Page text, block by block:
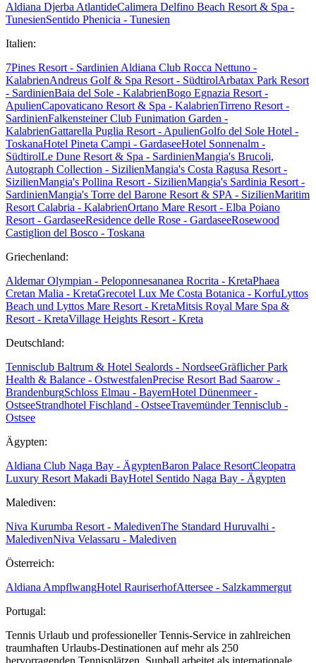
Aldiana Djerba AtlantideCalimera Delfino Beach Resort & Spa -
TunesienSentido Phenicia - Tunesien
Italien:
7Pines Resort - Sardinien Aldiana Club Rocca Nettuno -
KalabrienAndreus Golf & Spa Resort - SüdtirolArbatax Park Resort
- SardinienBaia del Sole - KalabrienBogo Egnazia Resort -
ApulienCapovaticano Resort & Spa - KalabrienTirreno Resort -
SardinienFalkensteiner Club Funimation Garden -
KalabrienGattarella Puglia Resort - ApulienGolfo del Sole Hotel -
ToskanaHotel Pineta Campi - GardaseeHotel Sonnenalm -
SüdtirolLe Dune Resort & Spa - SardinienMangia's Brucoli,
Autograph Collection - SizilienMangia's Costa Ragusa Resort -
SizilienMangia's Pollina Resort - SizilienMangia's Sardinia Resort -
SardinienMangia's Torre del Barone Resort & SPA - SizilienMaritim
Resort Calabria - KalabrienOrtano Mare Resort - Elba Poiano
Resort - GardaseeResidence delle Rose - GardaseeRosewood
Castiglion del Bosco - Toskana
Griechenland:
Aldemar Olympian - Peloponnesananea Rocrita - KretaPhaea
Cretan Malia - KretaGrecotel Lux Me Costa Botanica - KorfuLyttos
Beach und Lyttos Mare Resort - KretaMitsis Royal Mare Spa &
Resort - KretaVillage Heights Resort - Kreta
Deutschland:
Tennisclub Baltrum & Hotel Sealords - NordseeGräflicher Park
Health & Balance - OstwestfalenPrecise Resort Bad Saarow -
BrandenburgSchloss Elmau - BayernHotel Dünenmeer -
OstseeStrandhotel Fischland - OstseeTravemünder Tennisclub -
Ostsee
Ägypten:
Aldiana Club Naga Bay - ÄgyptenBaron Palace ResortCleopatra
Luxury Resort Makadi BayHotel Sentido Naga Bay - Ägypten
Malediven:
Niva Kurumba Resort - MaledivenThe Standard Huruvalhi -
MaledivenNiva Velassaru - Malediven
Österreich:
Aldiana AmpflwangHotel RauriserhofAttersee - Salzkammergut
Portugal:
Tennis Urlaub und professioneller Tennis-Service in zahlreichen
traumhaften Urlaubs-Destinationen auf mehr als 250